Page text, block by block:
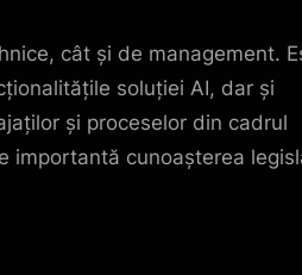
cât și de management.
soluției AI, dar și
și proceselor din cadrul
importantă cunoașterea